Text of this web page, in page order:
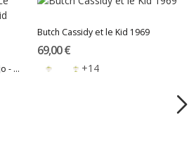
Jean Dujardin et Bérénice Bejo - OSS 117 Le...
Butch Cassidy et le Kid 1969
69,00 €
+14